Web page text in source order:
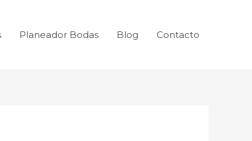
Planeador Bodas Blog Contacto